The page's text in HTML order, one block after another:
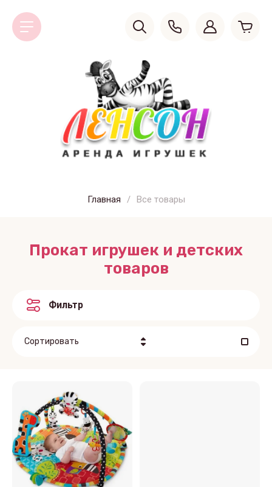
Главная / Все товары
Прокат игрушек и детских
товаров
Фильтр
Сортировать
Цена - возрастание
Название - Я-А
Название - А-Я